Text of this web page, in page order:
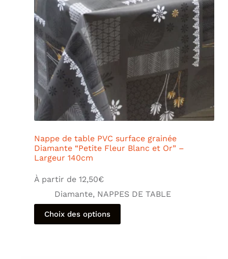
Nappe de table PVC surface grainée
Diamante “Petite Fleur Blanc et Or” –
Largeur 140cm
À partir de 12,50€
Diamante, NAPPES DE TABLE
Choix des options